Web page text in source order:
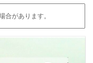
合があります。